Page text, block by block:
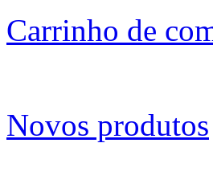
Carrinho de
Novos produtos